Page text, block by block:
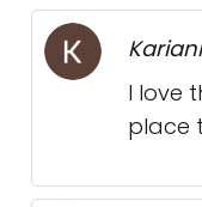
I love
place